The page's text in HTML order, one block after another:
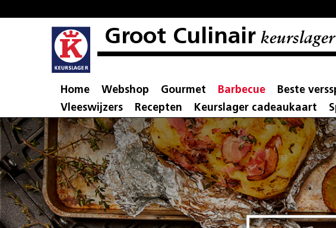
Groot Culinairkeurslager
Home Webshop Gourmet Barbecue Beste
Vleeswijzers
Recepten Keurslager cadeaukaart